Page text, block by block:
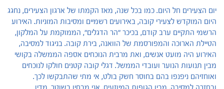
יום הצעירים חל היום. כמו בכל שנה, מאז הקמתו של ארגון הצעירים, נחגג
היום המוקדש לצעירי קובה, באירועים רשמיים ומסיבות המוניות. האירוע
הרשמי התקיים ערב קודם, בכיכר "הר הדגלים", הממוקמת על המלקון,
הטיילת הארוכה והמפורסמת של הוואנה, בירת קובה. בניגוד למסיבה,
האירוע היה מועט אנשים, ואת מרבית הנוכחים אספה הממשלה בקושי
מבין תנועות הנוער ועובדי הממשל. דגלי קובה קטנים חולקו לנוכחים
ואוחזיהם ניפנפו בהם בחוסר חשק בולט, אי מתי שהתבקשו לכך.